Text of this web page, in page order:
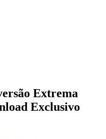
Extrema
Exclusivo